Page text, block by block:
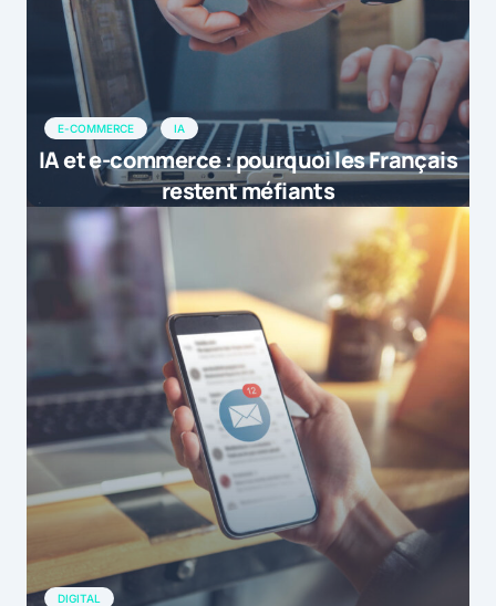
E-COMMERCE IA
IA et e-commerce : pourquoi les Français
restent méfiants
DIGITAL